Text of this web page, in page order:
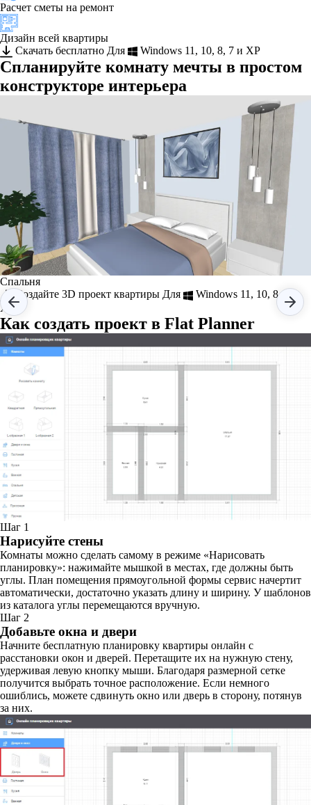
Расчет сметы на ремонт
Дизайн всей квартиры
Скачать бесплатно Для Windows 11, 10, 8, 7 и XP
Спланируйте комнату мечты в простом
конструкторе интерьера
Спальня
Создайте 3D проект квартиры Для
Windows 11, 10, 8, 7 и
XP
Как создать проект в Flat Planner
Шаг 1
Нарисуйте стены
Комнаты можно сделать самому в режиме «Нарисовать
планировку»: нажимайте мышкой в местах, где должны быть
углы. План помещения прямоугольной формы сервис начертит
автоматически, достаточно указать длину и ширину. У шаблонов
из каталога углы перемещаются вручную.
Шаг 2
Добавьте окна и двери
Начните бесплатную планировку квартиры онлайн с
расстановки окон и дверей. Перетащите их на нужную стену,
удерживая левую кнопку мыши. Благодаря размерной сетке
получится выбрать точное расположение. Если немного
ошиблись, можете сдвинуть окно или дверь в сторону, потянув
за них.